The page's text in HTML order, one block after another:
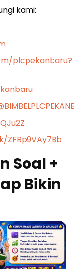
kami:
plcpekanbaru?
Soal +
Bikin